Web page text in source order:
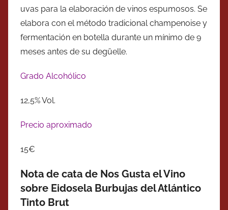
uvas para la elaboración de vinos espumosos. Se
elabora con el método tradicional champenoise y
fermentación en botella durante un mínimo de 9
meses antes de su degüelle.
Grado Alcohólico
12,5% Vol.
Precio aproximado
15€
Nota de cata de Nos Gusta el Vino
sobre Eidosela Burbujas del Atlántico
Tinto Brut